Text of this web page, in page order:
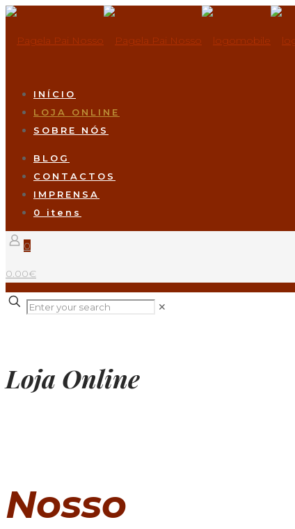
INÍCIO
LOJA ONLINE
SOBRE NÓS
BLOG
CONTACTOS
IMPRENSA
0 itens
0
0.00€
✕
Loja Online
Nosso